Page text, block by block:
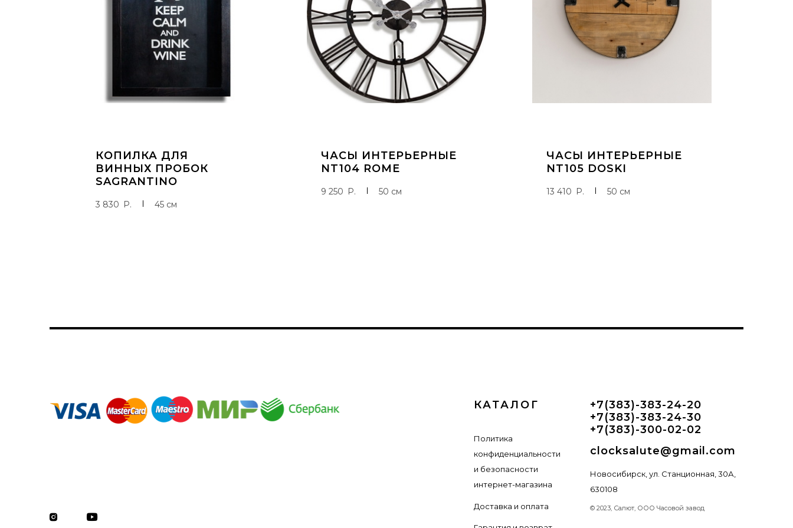
КОПИЛКА ДЛЯ
ВИННЫХ ПРОБОК
SAGRANTINO
3 830 P 45 см
ЧАСЫ ИНТЕРЬЕРНЫЕ
NT104 ROME
9 250 P 50 см
ЧАСЫ ИНТЕРЬЕРНЫЕ
NT105 DOSKI
13 410 P 50 см
КАТАЛОГ
Политика
конфиденциальности
и безопасности
интернет-магазина
Доставка и оплата
+7(383)-383-24-20
+7(383)-383-24-30
+7(383)-300-02-02
clocksalute@gmail.com
Новосибирск, ул. Станционная, 30А,
630108
© 2023, Салют, ООО Часовой завод